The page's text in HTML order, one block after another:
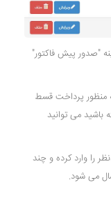
"صدور پیش فاکتور"
منظور پرداخت قسط
باشید می توانید
را وارد کرده و چند
می شود.